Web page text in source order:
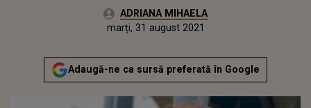
Autor:ADRIANA MIHAELA
marți, 31 august 2021Actualizat:
marți, 31 august 2021
Adaugă-ne ca sursă preferată în Google